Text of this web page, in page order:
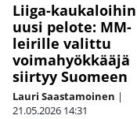
Liiga-kaukaloihin
uusi pelote: MM-
leirille valittu
voimahyökkääjä
siirtyy Suomeen
Lauri Saastamoinen |
21.05.2026 14:31